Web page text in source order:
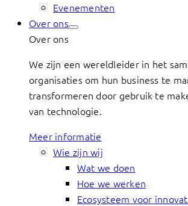
Evenementen
Over ons
Over ons
We zijn een wereldleider in het
organisaties om hun business te
transformeren door gebruik te
van technologie.
Meer informatie
Wie zijn wij
Wat we doen
Hoe we werken
Ecosysteem voor